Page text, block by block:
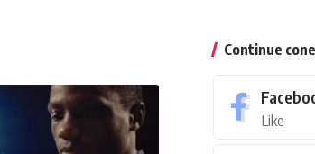
Continue
Like